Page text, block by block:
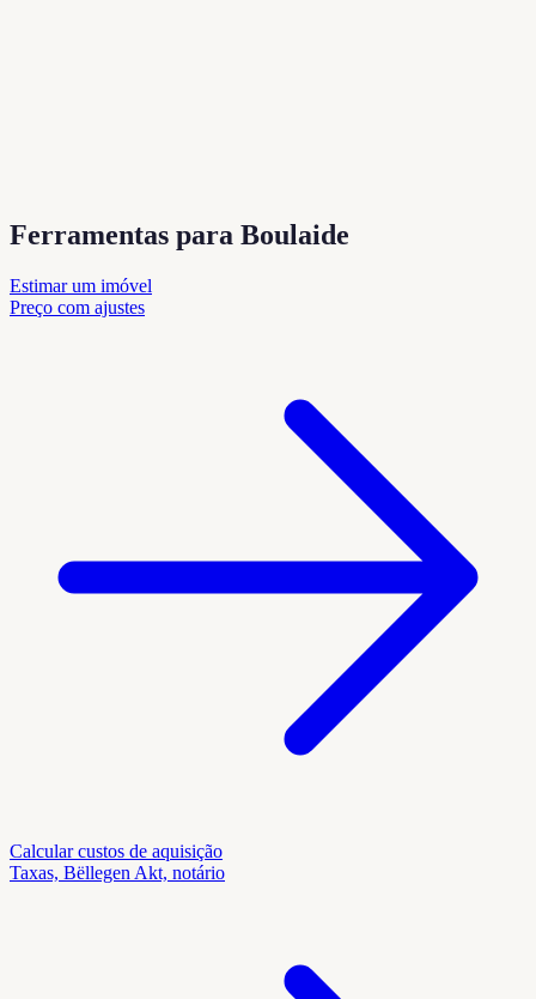
Ferramentas para Boulaide
Estimar um imóvel
Preço com ajustes
Calcular custos de aquisição
Taxas, Bëllegen Akt, notário